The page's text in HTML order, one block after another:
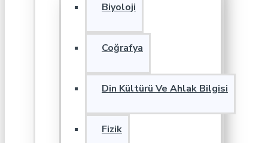
Biyoloji
Coğrafya
Din Kültürü Ve Ahlak Bilgisi
Fizik